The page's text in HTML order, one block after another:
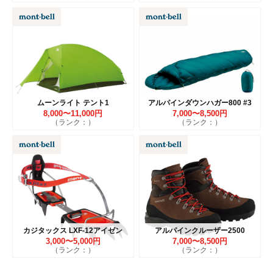
ムーンライト テント1
8,000〜11,000円
（ランク：）
アルパインダウンハガー800 #3
7,000〜8,500円
（ランク：）
カジタックス LXF-12アイゼン
3,000〜5,000円
（ランク：）
アルパインクルーザー2500
7,000〜8,500円
（ランク：）